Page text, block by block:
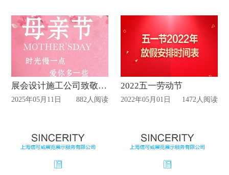
展会设计施工公司致敬天下母亲
2025年05月11日 882人阅读
2022五一劳动节
2022年05月01日 1472人阅读